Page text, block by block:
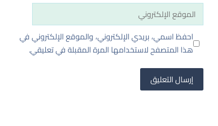
الموقع
الإلكتروني
احفظ اسمي، بريدي الإلكتروني، والموقع الإلكتروني في
هذا المتصفح لاستخدامها المرة المقبلة في تعليقي.